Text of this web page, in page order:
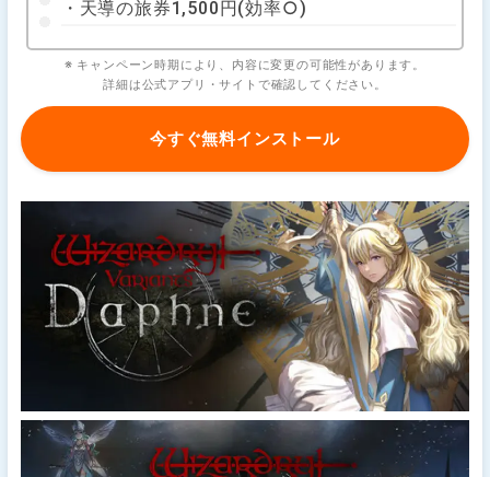
・天導の旅券1,500円(効率○)
※ キャンペーン時期により、内容に変更の可能性があります。
詳細は公式アプリ・サイトで確認してください。
今すぐ無料インストール